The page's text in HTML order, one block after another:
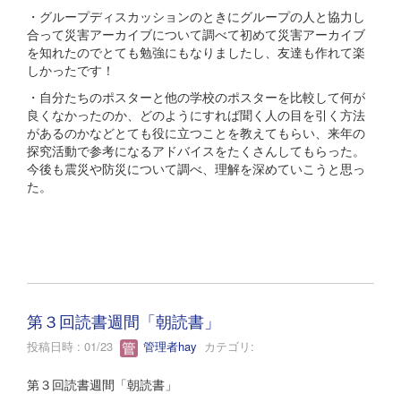
・グループディスカッションのときにグループの人と協力し
合って災害アーカイブについて調べて初めて災害アーカイブ
を知れたのでとても勉強にもなりましたし、友達も作れて楽
しかったです！
・自分たちのポスターと他の学校のポスターを比較して何が
良くなかったのか、どのようにすれば聞く人の目を引く方法
があるのかなどとても役に立つことを教えてもらい、来年の
探究活動で参考になるアドバイスをたくさんしてもらった。
今後も震災や防災について調べ、理解を深めていこうと思っ
た。
第３回読書週間「朝読書」
投稿日時 : 01/23 管理者hay カテゴリ:
第３回読書週間「朝読書」